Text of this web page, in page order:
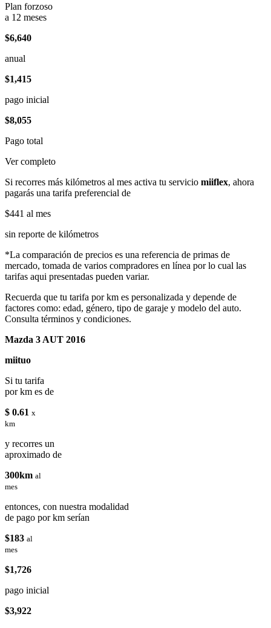
Plan forzoso
a 12 meses
$6,640
anual
$1,415
pago inicial
$8,055
Pago total
Ver completo
Si recorres más kilómetros al mes activa tu servicio miiflex, ahora
pagarás una tarifa preferencial de
$441 al mes
sin reporte de kilómetros
*La comparación de precios es una referencia de primas de
mercado, tomada de varios compradores en línea por lo cual las
tarifas aqui presentadas pueden variar.
Recuerda que tu tarifa por km es personalizada y depende de
factores como: edad, género, tipo de garaje y modelo del auto.
Consulta términos y condiciones.
Mazda 3 AUT 2016
miituo
Si tu tarifa
por km es de
$ 0.61 x
km
y recorres un
aproximado de
300km al
mes
entonces, con nuestra modalidad
de pago por km serían
$183 al
mes
$1,726
pago inicial
$3,922